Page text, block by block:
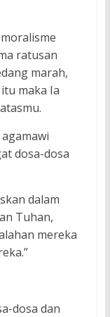
ratusan
marah,
maka Ia
dosa-dosa
dalam
Tuhan,
mereka
dosa dan